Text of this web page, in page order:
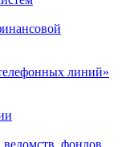
линий»
фондов,